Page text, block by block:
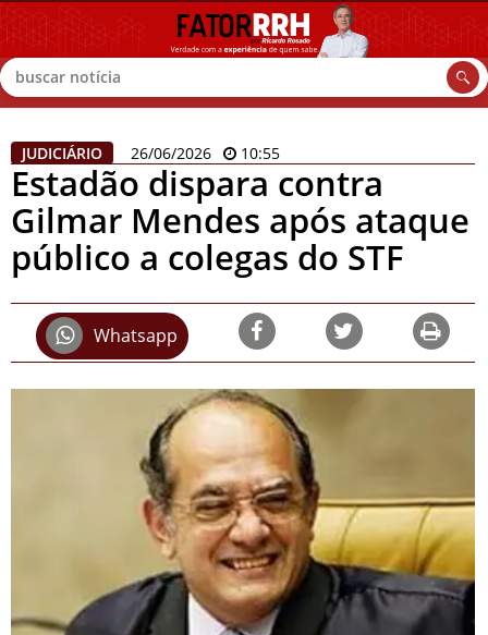
Buscar
JUDICIÁRIO 26/06/2026 10:55
Estadão dispara contra
Gilmar Mendes após ataque
público a colegas do STF
Whatsapp